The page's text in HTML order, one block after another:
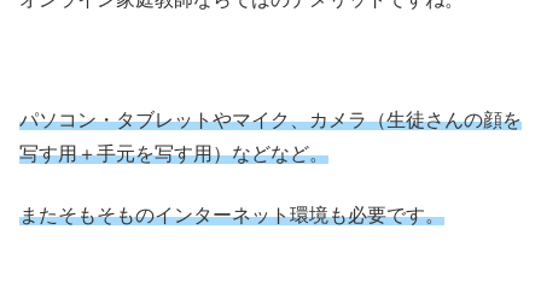
パソコン・タブレットやマイク、カメラ（生徒さんの顔を
写す用＋手元を写す用）などなど。
またそもそものインターネット環境も必要です。